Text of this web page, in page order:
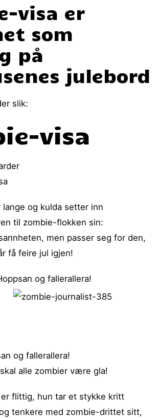
visa er
som
på
julebord
slik:
visa
og kulda setter inn
til zombie-flokken sin:
men passer seg for den,
få feire jul igjen!
og fallerallera!
og fallerallera!
alle zombier være gla!
flittig, hun tar et stykke kritt
tenkere med zombie-drittet sitt,